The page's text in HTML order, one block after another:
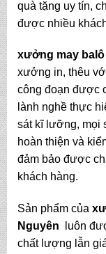
quà tặng uy tín,
được nhiều
xưởng may
xưởng in, thêu
công đoạn được
lành nghề thực
sát kĩ lưỡng, mọi
hoàn thiện và
đảm bảo được
khách hàng.
Sản phẩm của
Nguyên luôn
chất lượng lẫn